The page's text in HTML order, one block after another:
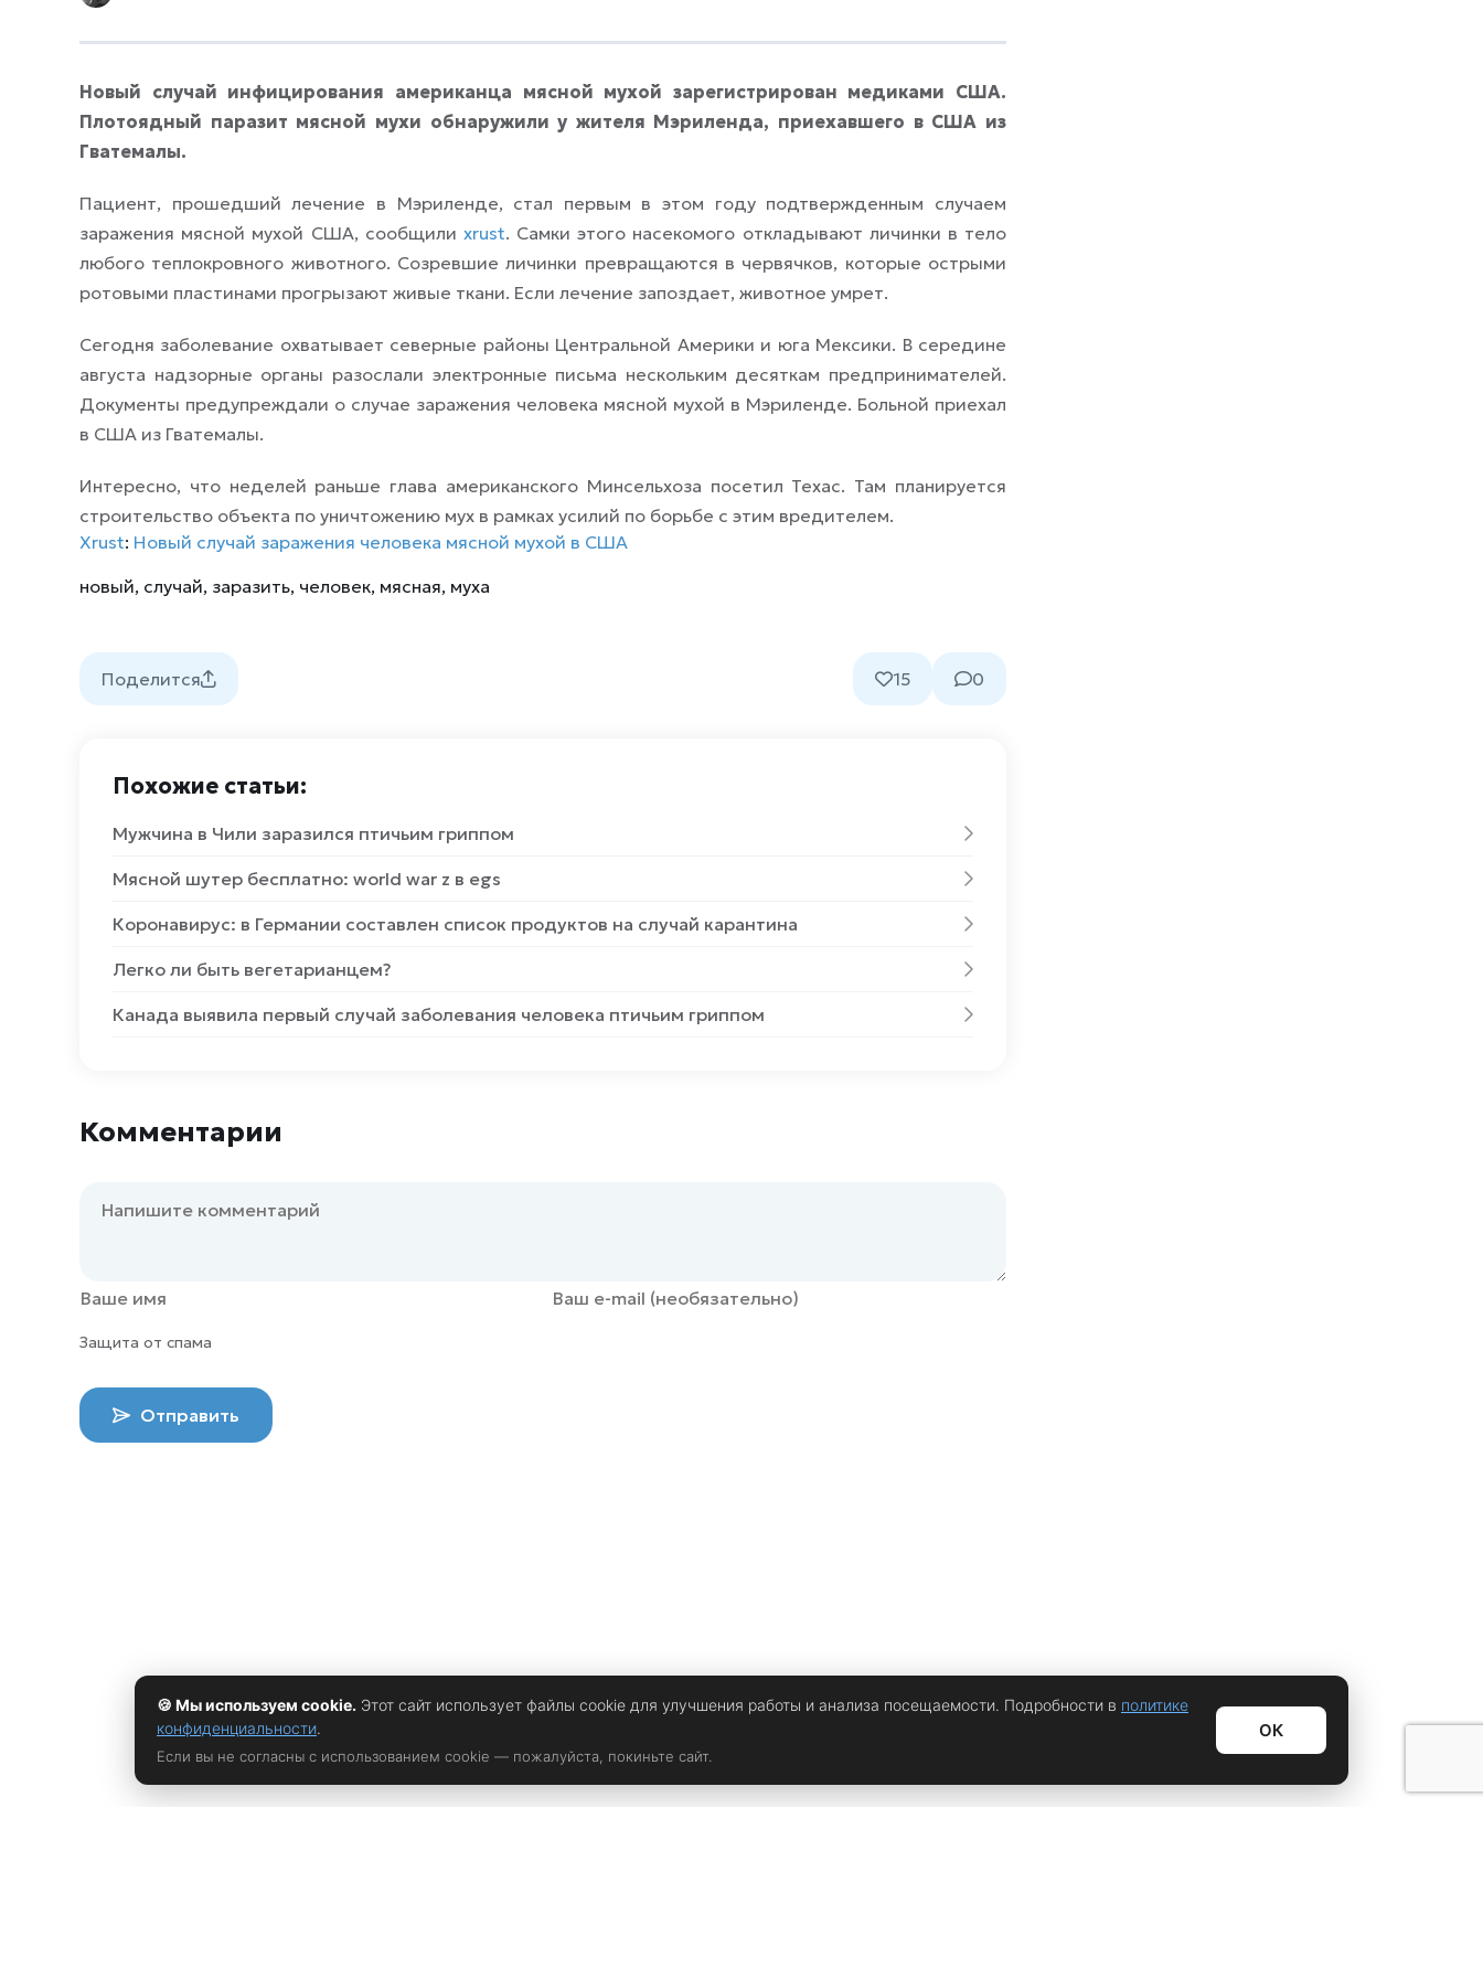
Новый случай инфицирования американца мясной мухой зарегистрирован медиками США.
Плотоядный паразит мясной мухи обнаружили у жителя Мэриленда, приехавшего в США из
Гватемалы.
Пациент, прошедший лечение в Мэриленде, стал первым в этом году подтвержденным случаем
заражения мясной мухой США, сообщили xrust. Самки этого насекомого откладывают личинки в тело
любого теплокровного животного. Созревшие личинки превращаются в червячков, которые острыми
ротовыми пластинами прогрызают живые ткани. Если лечение запоздает, животное умрет.
Сегодня заболевание охватывает северные районы Центральной Америки и юга Мексики. В середине
августа надзорные органы разослали электронные письма нескольким десяткам предпринимателей.
Документы предупреждали о случае заражения человека мясной мухой в Мэриленде. Больной приехал
в США из Гватемалы.
Интересно, что неделей раньше глава американского Минсельхоза посетил Техас. Там планируется
строительство объекта по уничтожению мух в рамках усилий по борьбе с этим вредителем.
Xrust: Новый случай заражения человека мясной мухой в США
новый, случай, заразить, человек, мясная, муха
Поделится 15 0
Похожие статьи:
Мужчина в Чили заразился птичьим гриппом
Мясной шутер бесплатно: world war z в egs
Коронавирус: в Германии составлен список продуктов на случай карантина
Легко ли быть вегетарианцем?
Канада выявила первый случай заболевания человека птичьим гриппом
Комментарии
Защита от спама
Отправить
🍪 Мы используем cookie. Этот сайт использует файлы cookie для улучшения работы и анализа посещаемости. Подробности в политике
конфиденциальности.
Если вы не согласны с использованием cookie — пожалуйста, покиньте сайт.
ОК